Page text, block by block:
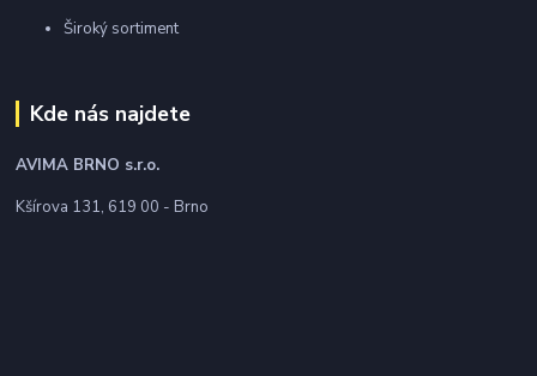
Široký sortiment
Kde nás najdete
AVIMA BRNO s.r.o.
Kšírova 131, 619 00 - Brno